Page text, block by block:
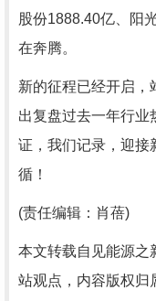
股份1888.40亿、阳
在奔腾。
新的征程已经开启，
出复盘过去一年行业
证，我们记录，迎接
循！
(责任编辑：肖蓓)
本文转载自见能源之
站观点，内容版权归